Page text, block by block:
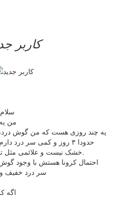
کاربر
من
یه چند روزی هست که من گوش
حدودا ۳ روز و کمی سر
خشک نیست و علائمی مثل تب و اسهال و استفراغ ندارم.
احتمال کرونا هستش با وجود
سر درد خفیف
اگه